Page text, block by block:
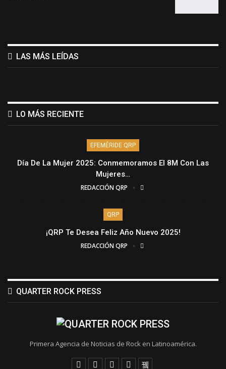
LAS MÁS LEÍDAS
LO MÁS RECIENTE
EFEMÉRIDE QRP
Día De La Mujer 2025: Conmemoramos El 8M Con Las
Mujeres…
REDACCIÓN QRP
QRP
¡QRP Te Desea Feliz Año Nuevo 2025!
REDACCIÓN QRP
QUARTER ROCK PRESS
Primera Agencia de Noticias de Rock en Latinoamérica.